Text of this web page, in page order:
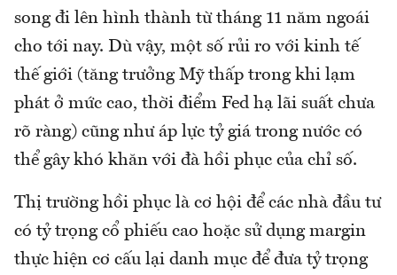
song đi lên hình thành từ tháng 11 năm ngoái
cho tới nay. Dù vậy, một số rủi ro với kinh tế
thế giới (tăng trưởng Mỹ thấp trong khi lạm
phát ở mức cao, thời điểm Fed hạ lãi suất chưa
rõ ràng) cũng như áp lực tỷ giá trong nước có
thể gây khó khăn với đà hồi phục của chỉ số.
Thị trường hồi phục là cơ hội để các nhà đầu tư
có tỷ trọng cổ phiếu cao hoặc sử dụng margin
thực hiện cơ cấu lại danh mục để đưa tỷ trọng